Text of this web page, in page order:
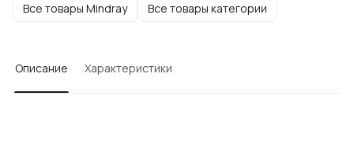
Все товары Mindray Все товары категории
Описание Характеристики